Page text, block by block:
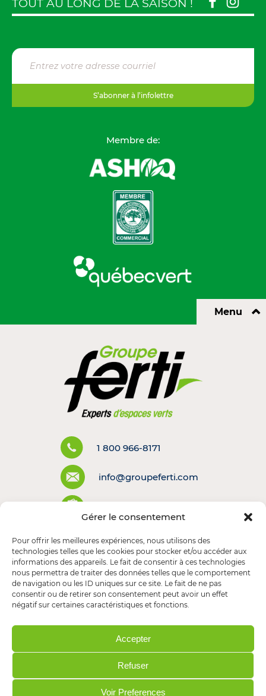
Gérer le consentement
Pour offrir les meilleures expériences, nous utilisons des
technologies telles que les cookies pour stocker et/ou accéder aux
informations des appareils. Le fait de consentir à ces technologies
nous permettra de traiter des données telles que le comportement
de navigation ou les ID uniques sur ce site. Le fait de ne pas
consentir ou de retirer son consentement peut avoir un effet
négatif sur certaines caractéristiques et fonctions.
Accepter
Refuser
Voir Preferences
TOUT AU LONG DE LA SAISON !
S’abonner à l’infolettre
Membre de:
Menu ⌃
1 800 966-8171
info@groupeferti.com